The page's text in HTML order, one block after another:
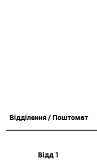
Відділення / Поштомат
Відд 1